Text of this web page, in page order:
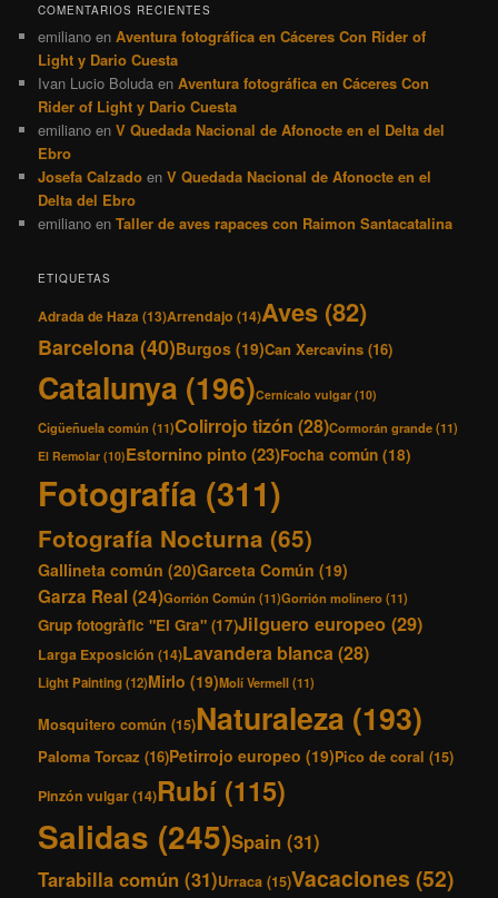
COMENTARIOS RECIENTES
emiliano enAventura fotográfica en Cáceres Con Rider of
Light y Dario Cuesta
Ivan Lucio Boluda enAventura fotográfica en Cáceres Con
Rider of Light y Dario Cuesta
emiliano enV Quedada Nacional de Afonocte en el Delta del
Ebro
Josefa Calzado enV Quedada Nacional de Afonocte en el
Delta del Ebro
emiliano enTaller de aves rapaces con Raimon Santacatalina
ETIQUETAS
Adrada de Haza (13)Arrendajo (14)Aves (82)
Barcelona(40)Burgos (19)Can Xercavins (16)
Catalunya (196)Cernícalo vulgar (10)
Cigüeñuela común (11)Colirrojo tizón (28)Cormorán grande(11)
El Remolar (10)Estornino pinto(23)Focha común (18)
Fotografía (311)
Fotografía Nocturna (65)
Gallineta común (20)Garceta Común (19)
Garza Real(24)Gorrión Común (11)Gorrión molinero(11)
Grup fotogràfic "El Gra" (17)Jilguero europeo (29)
Larga Exposición (14)Lavandera blanca(28)
Light Painting(12)Mirlo (19)Molí Vermell(11)
Mosquitero común (15)Naturaleza (193)
Paloma Torcaz (16)Petirrojo europeo (19)Pico de coral (15)
Pinzón vulgar(14)Rubí (115)
Salidas (245)Spain (31)
Tarabilla común (31)Urraca (15)Vacaciones (52)